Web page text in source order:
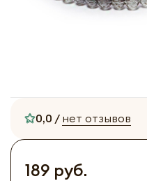
0,0 / нет отзывов
189 руб.